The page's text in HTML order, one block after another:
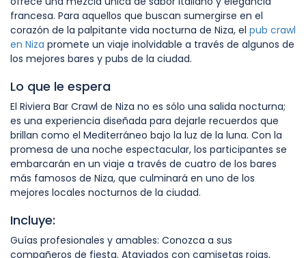
francesa. Para aquellos que buscan sumergirse en el
corazón de la palpitante vida nocturna de Niza, el pub crawl
en Niza promete un viaje inolvidable a través de algunos de
los mejores bares y pubs de la ciudad.
Lo que le espera
El Riviera Bar Crawl de Niza no es sólo una salida nocturna;
es una experiencia diseñada para dejarle recuerdos que
brillan como el Mediterráneo bajo la luz de la luna. Con la
promesa de una noche espectacular, los participantes se
embarcarán en un viaje a través de cuatro de los bares
más famosos de Niza, que culminará en uno de los
mejores locales nocturnos de la ciudad.
Incluye:
Guías profesionales y amables: Conozca a sus
compañeros de fiesta. Ataviados con camisetas rojas,